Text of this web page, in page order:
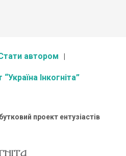
автором
Інкогніта”
проект ентузіастів